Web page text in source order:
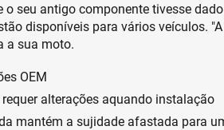
o seu antigo componente tivesse
disponíveis para vários veículos.
a sua moto.
OEM
alterações aquando instalação
mantém a sujidade afastada para